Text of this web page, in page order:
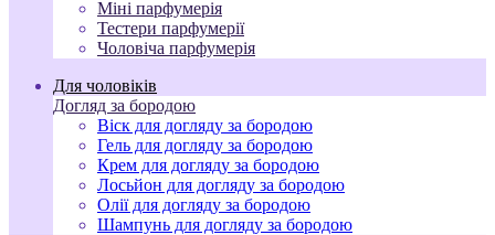
Міні парфумерія
Тестери парфумерії
Чоловіча парфумерія
Для чоловіків
Догляд за бородою
Віск для догляду за бородою
Гель для догляду за бородою
Крем для догляду за бородою
Лосьйон для догляду за бородою
Олії для догляду за бородою
Шампунь для догляду за бородою